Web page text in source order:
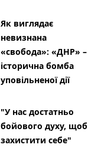
Як виглядає
невизнана
«свобода»: «ДНР» –
історична бомба
уповільненої дії
"У нас достатньо
бойового духу, щоб
захистити себе"